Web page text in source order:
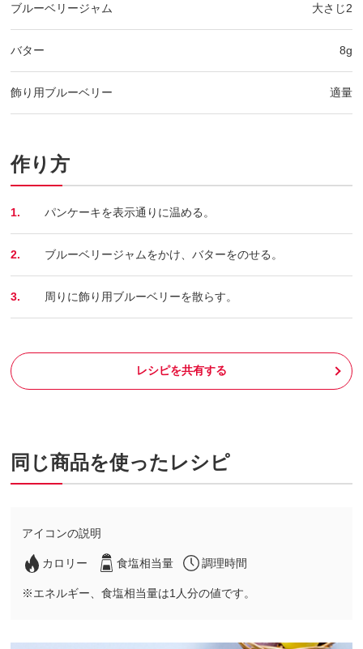
ブルーベリージャム 大さじ2
バター 8g
飾り用ブルーベリー 適量
作り方
1. パンケーキを表示通りに温める。
2. ブルーベリージャムをかけ、バターをのせる。
3. 周りに飾り用ブルーベリーを散らす。
レシピを共有する
同じ商品を使ったレシピ
アイコンの説明
カロリー 食塩相当量 調理時間
※エネルギー、食塩相当量は1人分の値です。